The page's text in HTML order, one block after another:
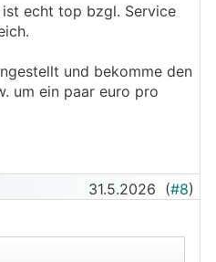
echt top bzgl. Service
und bekomme den
um ein paar euro pro
31.5.2026 (#8)